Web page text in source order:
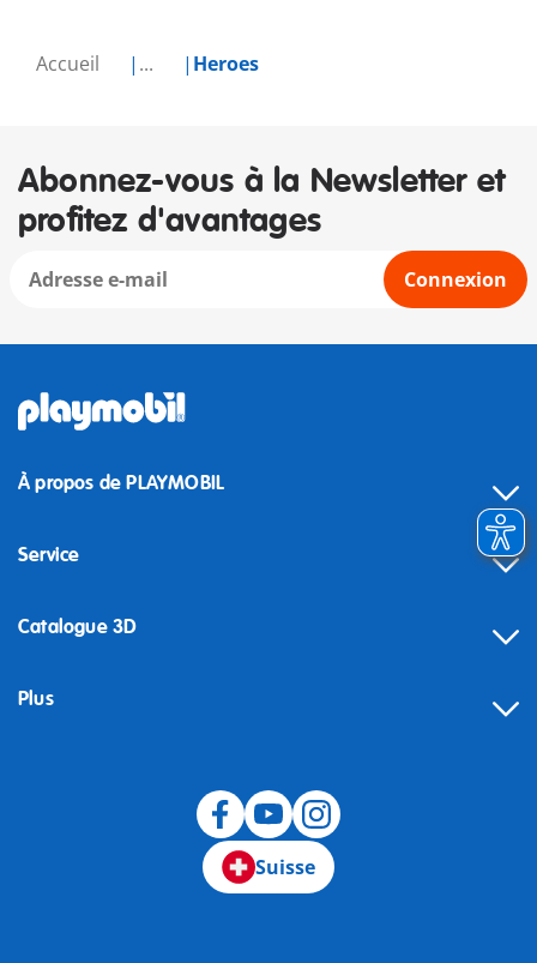
Accueil ... Heroes
Abonnez-vous à la Newsletter et
profitez d'avantages
Connexion
À propos de PLAYMOBIL
Service
Catalogue 3D
Plus
Suisse